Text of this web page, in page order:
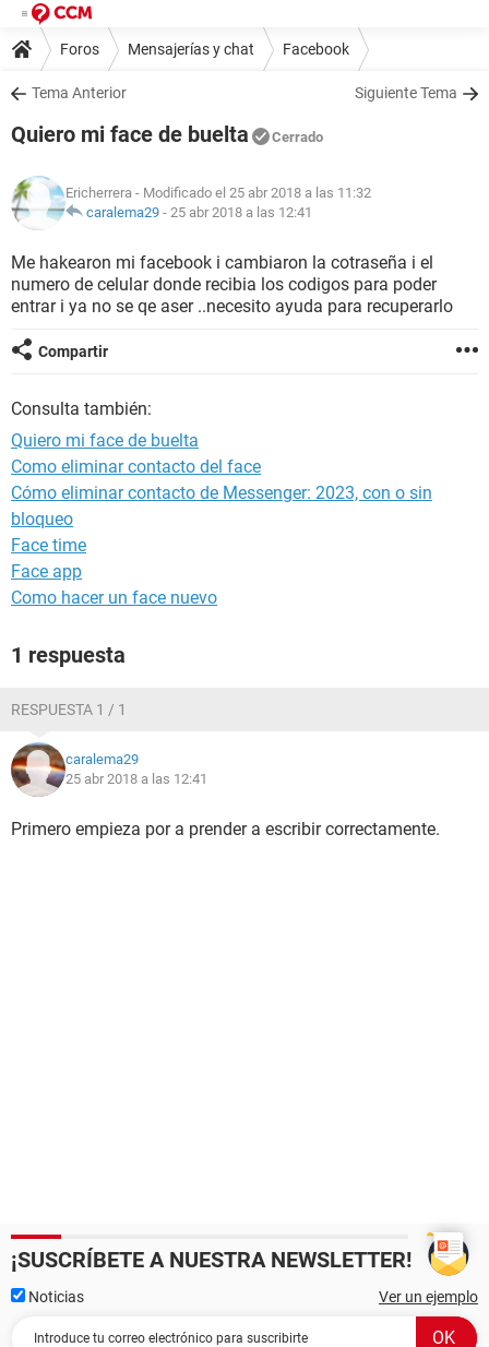
Foros Mensajerías y chat Facebook
Tema Anterior Siguiente Tema
Quiero mi face de buelta Cerrado
Ericherrera - Modificado el 25 abr 2018 a las 11:32
caralema29 - 25 abr 2018 a las 12:41
Me hakearon mi facebook i cambiaron la cotraseña i el
numero de celular donde recibia los codigos para poder
entrar i ya no se qe aser ..necesito ayuda para recuperarlo
Compartir
Consulta también:
Quiero mi face de buelta
Como eliminar contacto del face
Cómo eliminar contacto de Messenger: 2023, con o sin
bloqueo
Face time
Face app
Como hacer un face nuevo
1 respuesta
RESPUESTA 1 / 1
caralema29
25 abr 2018 a las 12:41
Primero empieza por a prender a escribir correctamente.
¡SUSCRÍBETE A NUESTRA NEWSLETTER!
Noticias Ver un ejemplo